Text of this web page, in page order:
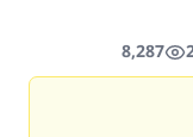
8,287